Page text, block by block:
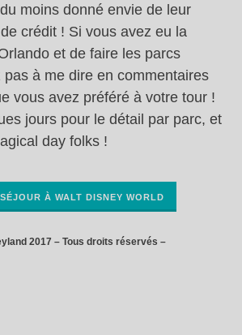
moins donné envie de leur
crédit ! Si vous avez eu la
et de faire les parcs
pas à me dire en commentaires
vous avez préféré à votre tour !
jours pour le détail par parc, et
day folks !
À WALT DISNEY WORLD
2017 – Tous droits réservés –